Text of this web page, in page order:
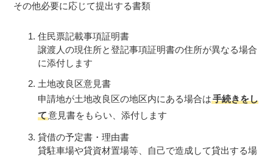
その他必要に応じて提出する書類
住民票記載事項証明書
譲渡人の現住所と登記事項証明書の住所が異なる場合
に添付します
土地改良区意見書
申請地が土地改良区の地区内にある場合は手続きをし
て意見書をもらい、添付します
貸借の予定書・理由書
貸駐車場や貸資材置場等、自己で造成して貸出する場